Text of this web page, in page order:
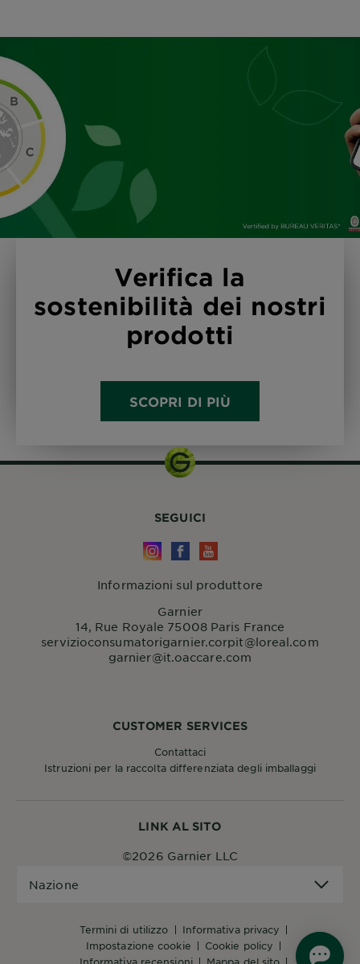
Verifica la
sostenibilità dei nostri
prodotti
SCOPRI DI PIÙ
LINK AL SITO
termini di utilizzo
informativa privacy
impostazione cookie
cookie policy
Nazione
©2026 Garnier LLC
CUSTOMER SERVICES
Contattaci
Istruzioni per la raccolta differenziata degli imballaggi
SEGUICI
Informazioni sul produttore
Garnier
14, Rue Royale 75008 Paris France
servizioconsumatorigarnier.corpit@loreal.com
garnier@it.oaccare.com